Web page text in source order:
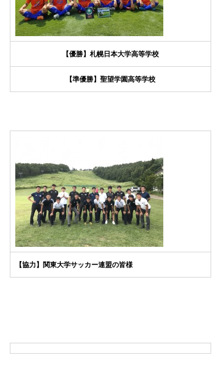
【優勝】札幌日本大学高等学校
【準優勝】聖望学園高等学校
【協力】関東大学サッカー連盟の皆様